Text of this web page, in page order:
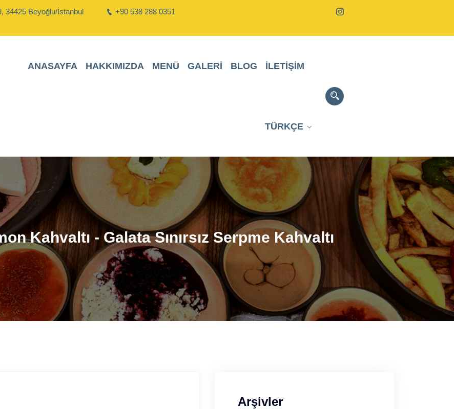
34425 Beyoğlu/İstanbul
+90 538 288 0351
ANASAYFA HAKKIMIZDA MENÜ GALERI BLOG İLETIŞIM
TÜRKÇE
Kahvaltı - Galata Sınırsız Serpme Kahvaltı
Arşivler